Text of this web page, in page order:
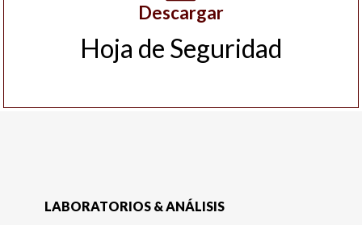
Descargar
Hoja de Seguridad
LABORATORIOS & ANÁLISIS